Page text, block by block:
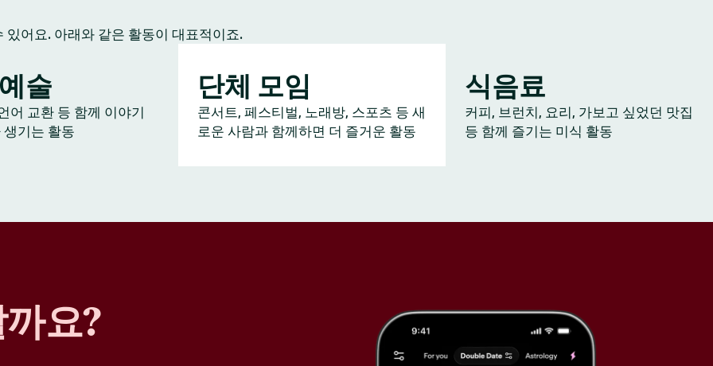
어요. 아래와 같은 활동이 대표적이죠.
술
어 교환 등 함께 이야기
기는 활동
단체 모임
콘서트, 페스티벌, 노래방, 스포츠 등 새
로운 사람과 함께하면 더 즐거운 활동
식음료
커피, 브런치, 요리, 가보고 싶었던 맛집
등 함께 즐기는 미식 활동
요?